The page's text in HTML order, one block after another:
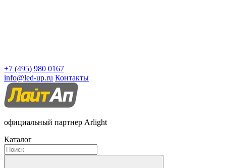
+7 (495) 980 0167
info@led-up.ru Контакты
официальный партнер Arlight
Каталог